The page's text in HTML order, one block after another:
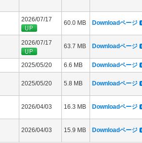
2026/07/17 60.0 MB Downloadページ
2026/07/17 63.7 MB Downloadページ
2025/05/20 6.6 MB
Downloadページ
2025/05/20 5.8 MB Downloadページ
2026/04/03 16.3 MB Downloadページ
2026/04/03 15.9 MB Downloadページ